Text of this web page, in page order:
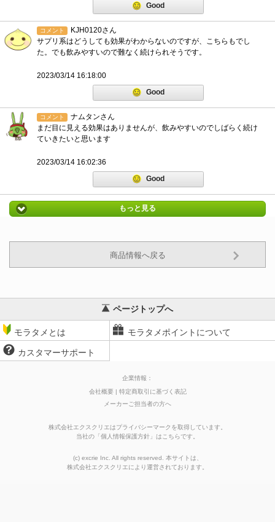
Good
コメント
KJH0120さん
サプリ系はどうしても効果がわからないのですが、こちらもでし
た。でも飲みやすいので難なく続けられそうです。
2023/03/14 16:18:00
Good
コメント
ナムタンさん
まだ目に見える効果はありませんが、飲みやすいのでしばらく続け
ていきたいと思います
2023/03/14 16:02:36
Good
もっと見る
商品情報へ戻る
ページトップへ
モラタメとは モラタメポイントについて
カスタマーサポート
企業情報：
会社概要
特定商取引に基づく表記
メーカーご担当者の方へ
株式会社エクスクリエはプライバシーマークを取得しています。
当社の 「個人情報保護方針 」はこちらです。
(c) excrie Inc. All rights reserved. 本サイトは、
株式会社エクスクリエにより運営されております。